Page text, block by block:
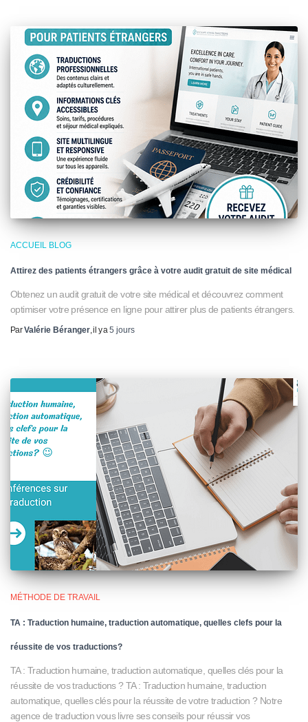
ACCUEIL BLOG
Attirez des patients étrangers grâce à votre audit gratuit de site médical
Obtenez un audit gratuit de votre site médical et découvrez comment
optimiser votre présence en ligne pour attirer plus de patients étrangers.
ParValérie Béranger, il y a5 jours
MÉTHODE DE TRAVAIL
TA : Traduction humaine, traduction automatique, quelles clefs pour la
réussite de vos traductions?
TA : Traduction humaine, traduction automatique, quelles clés pour la
réussite de vos traductions ? TA : Traduction humaine, traduction
automatique, quelles clés pour la réussite de votre traduction ? Notre
agence de traduction vous livre ses conseils pour réussir vos